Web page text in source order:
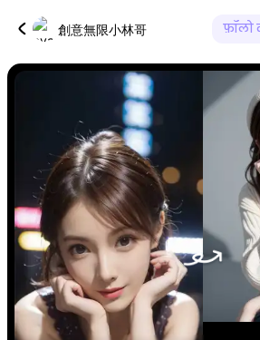
創意無限小林哥 फ़ॉलो